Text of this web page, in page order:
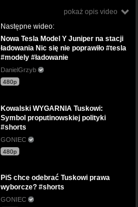
pokaż opis video
Następne wideo:
Nowa Tesla Model Y Juniper na stacji
ładowania Nic się nie poprawiło #tesla
#modely #ładowanie
DanielGrzyb
480p
Kowalski WYGARNIA Tuskowi:
Symbol proputinowskiej polityki
#shorts
GONIEC
480p
PiS chce odebrać Tuskowi prawa
wyborcze? #shorts
GONIEC